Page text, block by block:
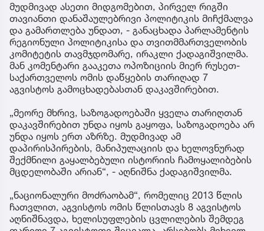
მუდმივად ასეთი მიდგომებით, პირველ რიგში
თავიანთი დანაშაულებრივი პოლიტიკის მიჩქმალვა
და გამართლება უნდათ, - განაცხადა პარლამენტის
რეგიონული პოლიტიკისა და თვითმმართველობის
კომიტეტის თავმჯდომარე, ირაკლი ქადაგიშვილმა.
მან კომენტარი გააკეთა ოპოზიციის მიერ რუსეთ-
საქართველოს ომის დაწყების თარიღად 7
აგვისტოს გამოცხადებასთან დაკავშირებით.
„მეორე მხრივ, საზოგადოებაში ყველა თარიღთან
დაკავშირებით უნდა იყოს გაყოფა, საზოგადოება არ
უნდა იყოს ერთ აზრზე. მუდმივად ამ
დაპირისპირების, მანიპულაციის და ხელოვნურად
შექმნილი გაყალბებული ისტორიის ჩამოყალიბების
მცდელობაში არიან“, - აღნიშნა ქადაგიშვილმა.
„ნაციონალური მოძრაობამ“, რომელიც 2013 წლის
ჩათვლით, აგვისტოს ომის წლისთავს 8 აგვისტოს
აღნიშნავდა, ხელისუფლების ცვლილების შემდეგ